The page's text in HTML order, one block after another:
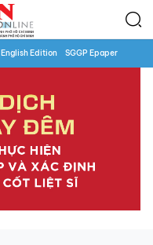
English Edition SGGP Epaper